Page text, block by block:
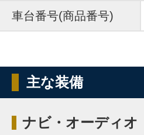
車台番号(商品番号)
主な装備
ナビ・オーディオ